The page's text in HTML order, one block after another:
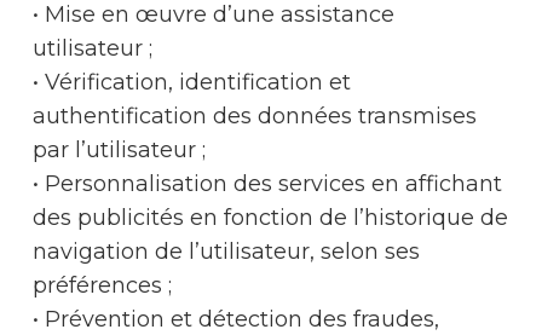
• Mise en œuvre d’une assistance
utilisateur ;
• Vérification, identification et
authentification des données transmises
par l’utilisateur ;
• Personnalisation des services en affichant
des publicités en fonction de l’historique de
navigation de l’utilisateur, selon ses
préférences ;
• Prévention et détection des fraudes,